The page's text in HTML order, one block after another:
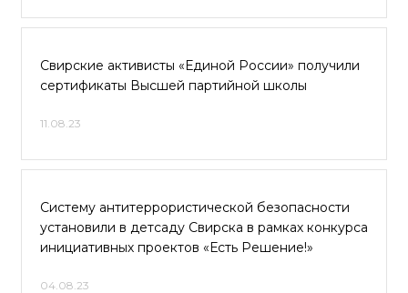
Свирские активисты «Единой России» получили
сертификаты Высшей партийной школы
11.08.23
Систему антитеррористической безопасности
установили в детсаду Свирска в рамках конкурса
инициативных проектов «Есть Решение!»
04.08.23